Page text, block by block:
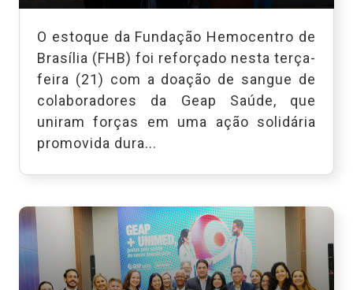
O estoque da Fundação Hemocentro de
Brasília (FHB) foi reforçado nesta terça-
feira (21) com a doação de sangue de
colaboradores da Geap Saúde, que
uniram forças em uma ação solidária
promovida dura...